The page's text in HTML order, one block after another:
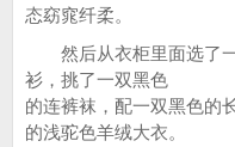
态窈窕纤柔。
然后从衣柜里面选了一
衫，挑了一双黑色
的连裤袜，配一双黑色的
的浅驼色羊绒大衣。